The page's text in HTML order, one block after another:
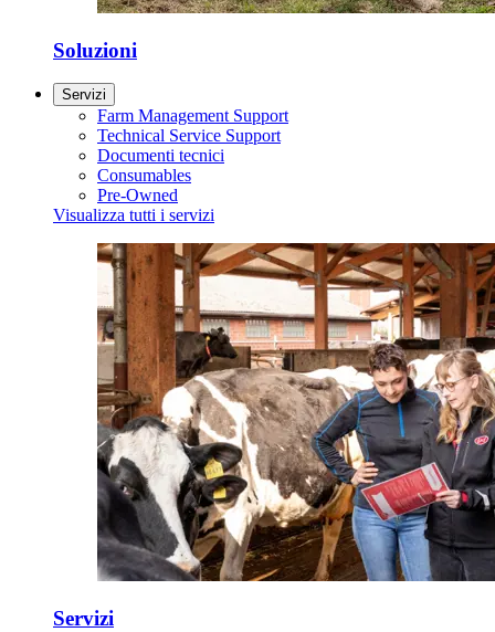
Soluzioni
Servizi
Farm Management Support
Technical Service Support
Documenti tecnici
Consumables
Pre-Owned
Visualizza tutti i servizi
Servizi